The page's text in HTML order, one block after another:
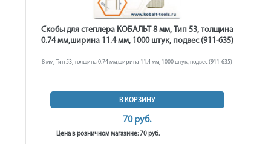
Скобы для степлера КОБАЛЬТ 8 мм, Тип 53, толщина
0.74 мм,ширина 11.4 мм, 1000 штук, подвес (911-635)
8 мм, Тип 53, толщина 0.74 мм,ширина 11.4 мм, 1000 штук, подвес (911-635)
В КОРЗИНУ
70 руб.
Цена в розничном магазине: 70 руб.